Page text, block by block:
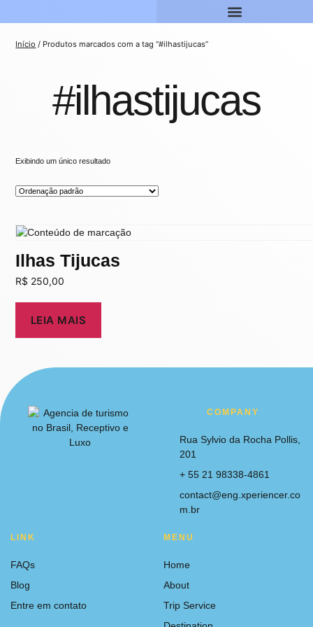
Início / Produtos marcados com a tag “#ilhastijucas”
#ilhastijucas
Exibindo um único resultado
Ilhas Tijucas
R$ 250,00
LEIA MAIS
COMPANY
Rua Sylvio da Rocha Pollis,
201
+ 55 21 98338-4861
contact@eng.xperiencer.co
m.br
LINK
FAQs
Blog
Entre em contato
MENU
Home
About
Trip Service